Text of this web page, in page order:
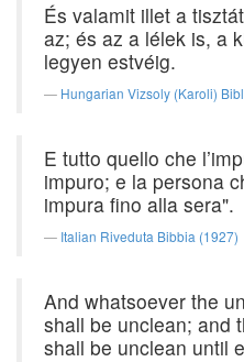
És valamit illet a
az; és az a lélek is, a
legyen estvéig.
Hungarian Vizsoly (Karoli)
E tutto quello che
impuro; e la persona
impura fino alla sera".
Italian Riveduta Bibbia (1927)
And whatsoever the
shall be unclean; and
shall be unclean until